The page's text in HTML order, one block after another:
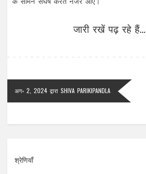
जारी रखें पढ़ रहे हैं...
अग॰ 2, 2024 द्वारा SHIVA PARIKIPANDLA
श्रेणियाँ